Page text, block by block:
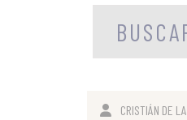
CRISTIÁN DE